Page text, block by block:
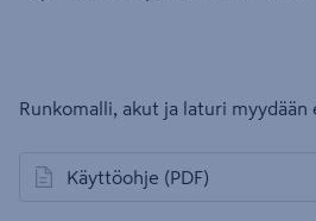
Runkomalli, akut ja laturi myydään
Käyttöohje (PDF)
avautuu uuteen välilehteen